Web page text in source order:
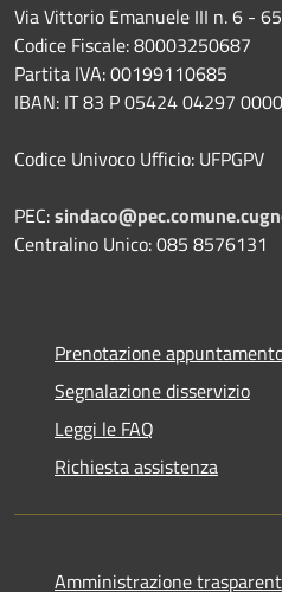
Via Vittorio Emanuele III n. 6 -
Codice Fiscale: 80003250687
Partita IVA: 00199110685
IBAN: IT 83 P 05424 04297
Codice Univoco Ufficio: UFPGPV
PEC:
Centralino Unico: 085 8576131
Prenotazione
Segnalazione disservizio
Leggi le FAQ
Richiesta assistenza
Amministrazione